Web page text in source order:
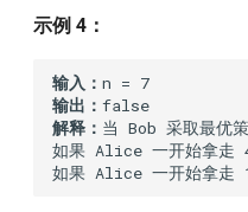
示例 4：
输入：
输出：
解释： 当 Bob 采取最优
如果 Alice 一开始拿走
如果 Alice 一开始拿走